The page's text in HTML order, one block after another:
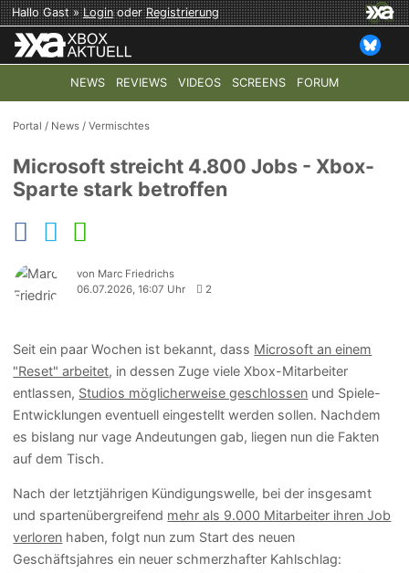
Hallo Gast »LoginoderRegistrierung
NEWS REVIEWS VIDEOS SCREENS FORUM
TOP-THEMEN: COD: MODERN WARFARE 4 HALO:
Portal / News /Vermischtes
Microsoft streicht 4.800 Jobs - Xbox-
Sparte stark betroffen
von Marc Friedrichs
06.07.2026, 16:07 Uhr
2
Seit ein paar Wochen ist bekannt, dass Microsoft an einem
"Reset" arbeitet, in dessen Zuge viele Xbox-Mitarbeiter
entlassen, Studios möglicherweise geschlossen und Spiele-
Entwicklungen eventuell eingestellt werden sollen. Nachdem
es bislang nur vage Andeutungen gab, liegen nun die Fakten
auf dem Tisch.
Nach der letztjährigen Kündigungswelle, bei der insgesamt
und spartenübergreifend mehr als 9.000 Mitarbeiter ihren Job
verloren haben, folgt nun zum Start des neuen
Geschäftsjahres ein neuer schmerzhafter Kahlschlag: